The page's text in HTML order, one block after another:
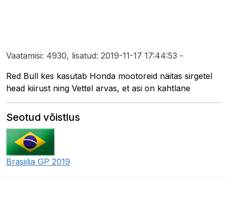
Vaatamisi: 4930, lisatud: 2019-11-17 17:44:53 -
Red Bull kes kasutab Honda mootoreid näitas sirgetel
head kiirust ning Vettel arvas, et asi on kahtlane
Seotud võistlus
Brasiilia GP 2019